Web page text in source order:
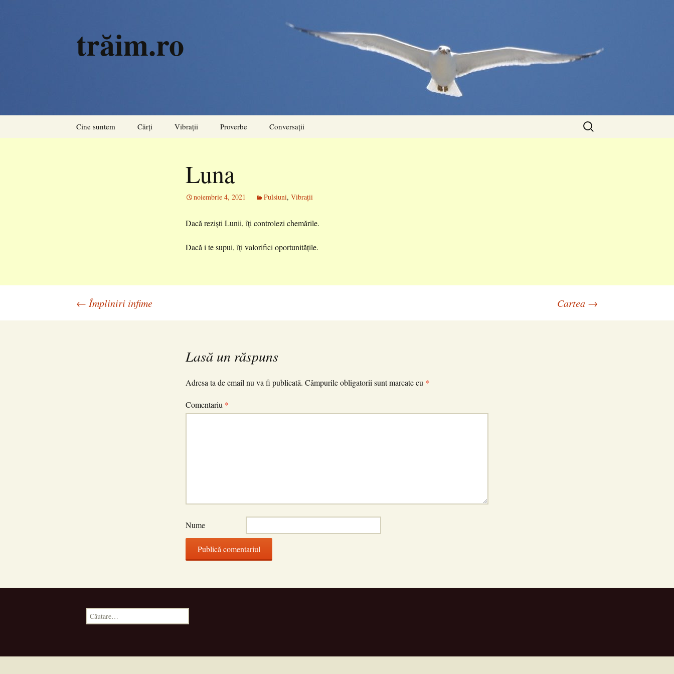
trăim.ro
Cine suntem Cărți Vibrații
Acorduri
Pulsiuni
Proverbe Conversații
Caută
după:
Luna
noiembrie 4, 2021 Pulsiuni, Vibrații
Dacă reziști Lunii, îți controlezi chemările.
Dacă i te supui, îți valorifici oportunitățile.
Navigare
← Împliniri infime Cartea →
Lasă un răspuns
Adresa ta de email nu va fi publicată. Câmpurile obligatorii sunt marcate cu *
Comentariu *
Nume
Caută
după: